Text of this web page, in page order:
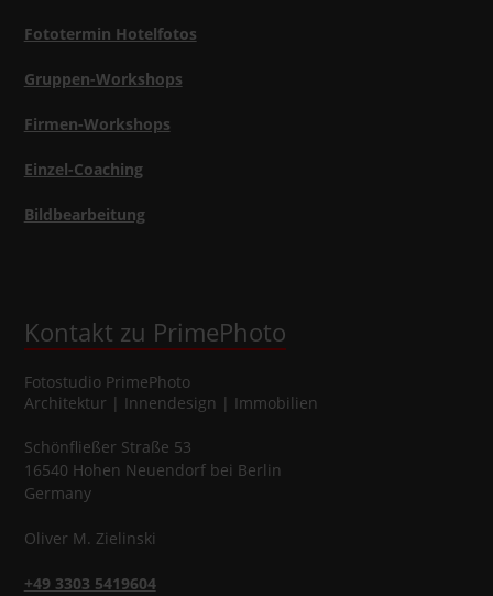
Fototermin Hotelfotos
Gruppen-Workshops
Firmen-Workshops
Einzel-Coaching
Bildbearbeitung
Kontakt zu PrimePhoto
Fotostudio PrimePhoto
Architektur | Innendesign | Immobilien
Schönfließer Straße 53
16540 Hohen Neuendorfbei Berlin
Germany
Oliver M. Zielinski
+49 3303 5419604